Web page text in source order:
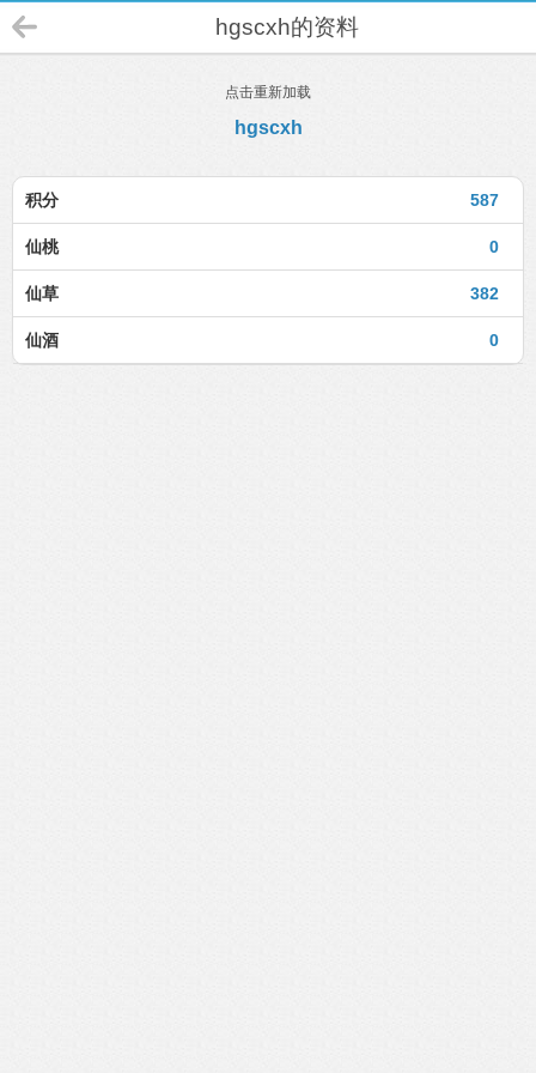
hgscxh的资料
点击重新加载
hgscxh
587
积分
0
仙桃
382
仙草
0
仙酒